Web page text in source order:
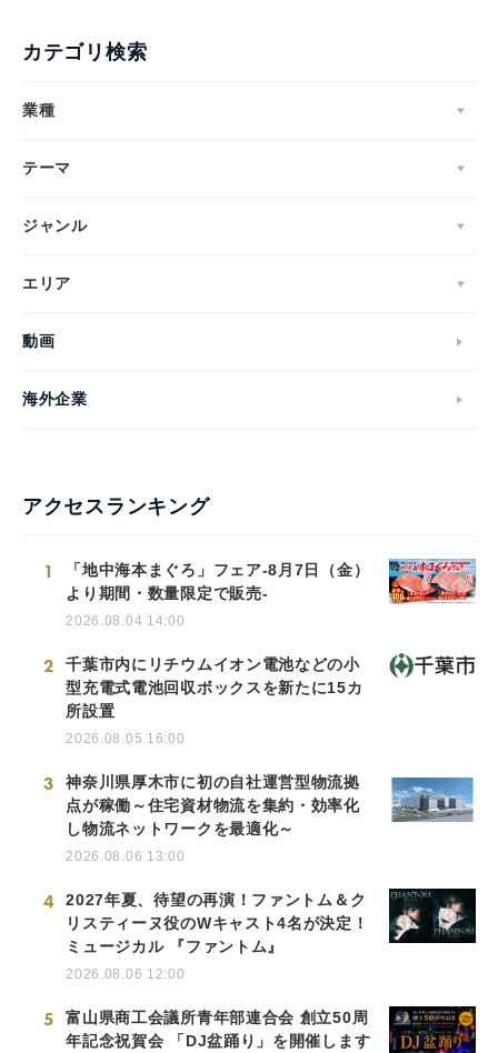
カテゴリ検索
業種
テーマ
ジャンル
エリア
動画
海外企業
アクセスランキング
1
「地中海本まぐろ」フェア-8月7日（金）
より期間・数量限定で販売-
2026.08.04 14:00
2
千葉市内にリチウムイオン電池などの小
型充電式電池回収ボックスを新たに15カ
所設置
2026.08.05 16:00
3
神奈川県厚木市に初の自社運営型物流拠
点が稼働～住宅資材物流を集約・効率化
し物流ネットワークを最適化～
2026.08.06 13:00
4
2027年夏、待望の再演！ファントム＆ク
リスティーヌ役のWキャスト4名が決定！
ミュージカル 『ファントム』
2026.08.06 12:00
5
富山県商工会議所青年部連合会 創立50周
年記念祝賀会 「DJ盆踊り」を開催します